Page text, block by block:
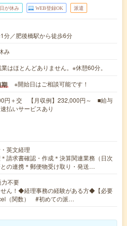
が休み WEB登録OK 派遣
分／肥後橋駅から徒歩6分
み
はほとんどありません。※休憩60分。
期 ※開始日はご相談可能です！
円＋交 【月収例】232,000円～ ■給与
払いサービスあり
英文経理
請求書確認・作成＊決算関連業務（日次
の連携＊郵便物受け取り・発送…
力不要
ん！◆経理事務の経験がある方◆【必要
（関数） #初めての派…